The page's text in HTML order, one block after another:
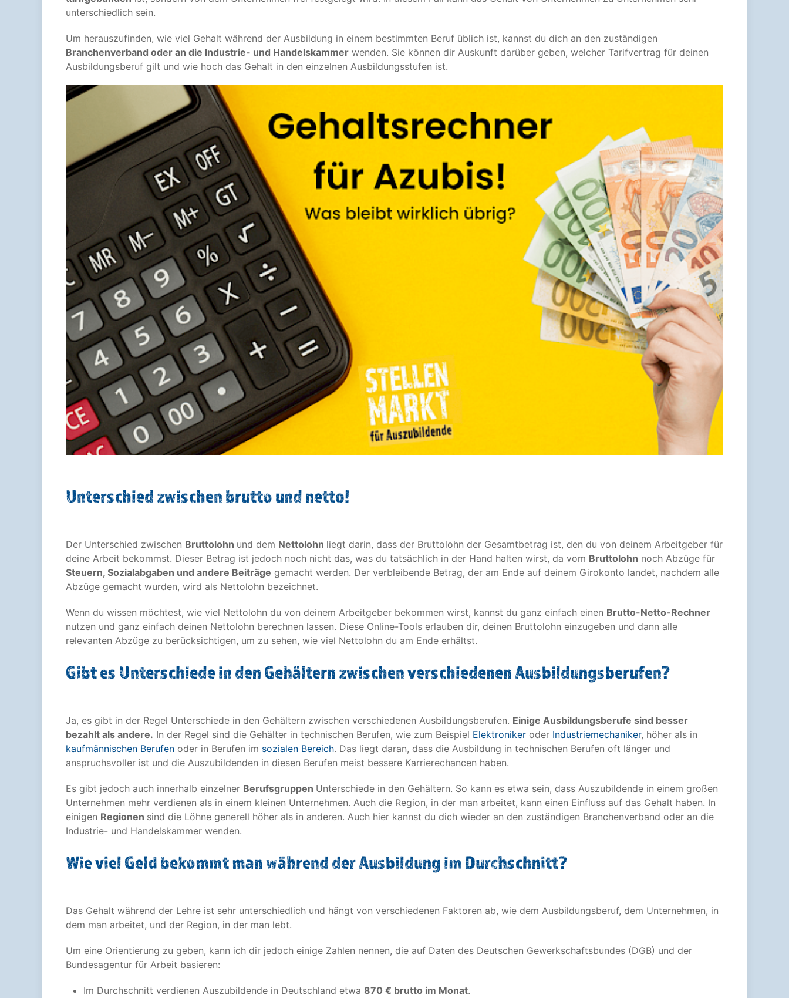
unterschiedlich sein.
Um herauszufinden, wie viel Gehalt während der Ausbildung in einem bestimmten Beruf üblich ist, kannst du dich an den zuständigen
Branchenverband oder an die Industrie- und Handelskammer wenden. Sie können dir Auskunft darüber geben, welcher Tarifvertrag für deinen
Ausbildungsberuf gilt und wie hoch das Gehalt in den einzelnen Ausbildungsstufen ist.
Unterschied zwischen brutto und netto!
Der Unterschied zwischen Bruttolohn und dem Nettolohn liegt darin, dass der Bruttolohn der Gesamtbetrag ist, den du von deinem Arbeitgeber für
deine Arbeit bekommst. Dieser Betrag ist jedoch noch nicht das, was du tatsächlich in der Hand halten wirst, da vom Bruttolohn noch Abzüge für
Steuern, Sozialabgaben und andere Beiträge gemacht werden. Der verbleibende Betrag, der am Ende auf deinem Girokonto landet, nachdem alle
Abzüge gemacht wurden, wird als Nettolohn bezeichnet.
Wenn du wissen möchtest, wie viel Nettolohn du von deinem Arbeitgeber bekommen wirst, kannst du ganz einfach einen Brutto-Netto-Rechner
nutzen und ganz einfach deinen Nettolohn berechnen lassen. Diese Online-Tools erlauben dir, deinen Bruttolohn einzugeben und dann alle
relevanten Abzüge zu berücksichtigen, um zu sehen, wie viel Nettolohn du am Ende erhältst.
Gibt es Unterschiede in den Gehältern zwischen verschiedenen Ausbildungsberufen?
Ja, es gibt in der Regel Unterschiede in den Gehältern zwischen verschiedenen Ausbildungsberufen. Einige Ausbildungsberufe sind besser
bezahlt als andere. In der Regel sind die Gehälter in technischen Berufen, wie zum Beispiel Elektroniker oder Industriemechaniker, höher als in
kaufmännischen Berufen oder in Berufen im sozialen Bereich. Das liegt daran, dass die Ausbildung in technischen Berufen oft länger und
anspruchsvoller ist und die Auszubildenden in diesen Berufen meist bessere Karrierechancen haben.
Es gibt jedoch auch innerhalb einzelner Berufsgruppen Unterschiede in den Gehältern. So kann es etwa sein, dass Auszubildende in einem großen
Unternehmen mehr verdienen als in einem kleinen Unternehmen. Auch die Region, in der man arbeitet, kann einen Einfluss auf das Gehalt haben. In
einigen Regionen sind die Löhne generell höher als in anderen. Auch hier kannst du dich wieder an den zuständigen Branchenverband oder an die
Industrie- und Handelskammer wenden.
Wie viel Geld bekommt man während der Ausbildung im Durchschnitt?
Das Gehalt während der Lehre ist sehr unterschiedlich und hängt von verschiedenen Faktoren ab, wie dem Ausbildungsberuf, dem Unternehmen, in
dem man arbeitet, und der Region, in der man lebt.
Um eine Orientierung zu geben, kann ich dir jedoch einige Zahlen nennen, die auf Daten des Deutschen Gewerkschaftsbundes (DGB) und der
Bundesagentur für Arbeit basieren:
Im Durchschnitt verdienen Auszubildende in Deutschland etwa 870 € brutto im Monat.